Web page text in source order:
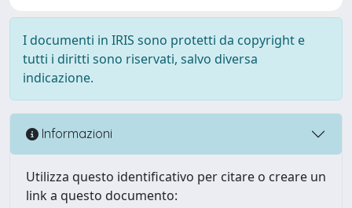
I documenti in IRIS sono protetti da copyright e
tutti i diritti sono riservati, salvo diversa
indicazione.
Informazioni
Utilizza questo identificativo per citare o creare un
link a questo documento: